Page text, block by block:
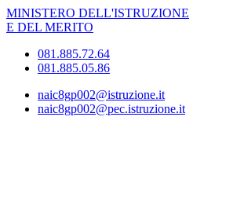
MINISTERO DELL'ISTRUZIONE
E DEL MERITO
081.885.72.64
081.885.05.86
naic8gp002@istruzione.it
naic8gp002@pec.istruzione.it